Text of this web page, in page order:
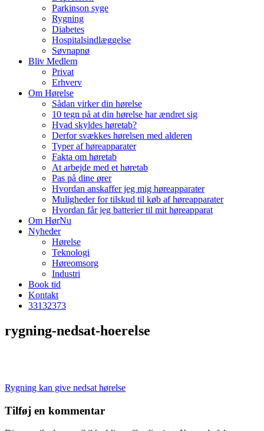
Parkinson syge
Rygning
Diabetes
Hospitalsindlæggelse
Søvnapnø
Bliv Medlem
Privat
Erhverv
Om Hørelse
Sådan virker din hørelse
10 tegn på at din hørelse har ændret sig
Hvad skyldes høretab?
Derfor svækkes hørelsen med alderen
Typer af høreapparater
Fakta om høretab
At arbejde med et høretab
Pas på dine ører
Hvordan anskaffer jeg mig høreapparater
Muligheder for tilskud til køb af høreapparater
Hvordan får jeg batterier til mit høreapparat
Om HørNu
Nyheder
Hørelse
Teknologi
Høreomsorg
Industri
Book tid
Kontakt
33132373
rygning-nedsat-hoerelse
Indlægsnavigation
Rygning kan give nedsat hørelse
Tilføj en kommentar